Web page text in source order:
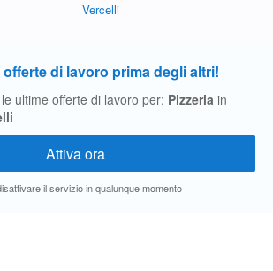
Vercelli
di lavoro prima degli altri!
ultime offerte di lavoro per: Pizzeria in
il servizio in qualunque momento